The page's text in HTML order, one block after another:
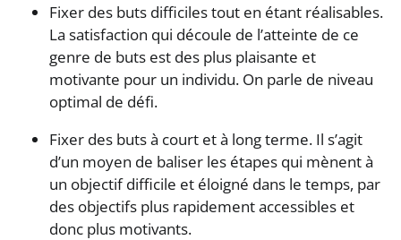
Fixer des buts difficiles tout en étant réalisables.
La satisfaction qui découle de l’atteinte de ce
genre de buts est des plus plaisante et
motivante pour un individu. On parle de niveau
optimal de défi.
Fixer des buts à court et à long terme. Il s’agit
d’un moyen de baliser les étapes qui mènent à
un objectif difficile et éloigné dans le temps, par
des objectifs plus rapidement accessibles et
donc plus motivants.